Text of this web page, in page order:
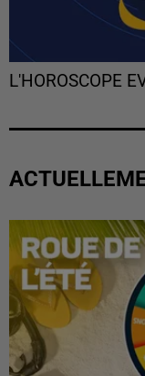
L'HOROSCOPE